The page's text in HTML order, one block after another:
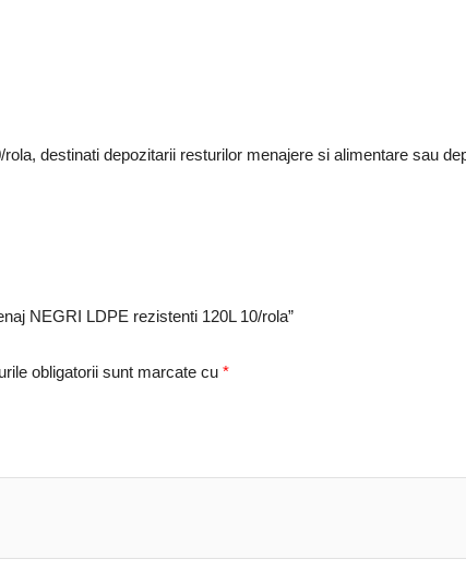
destinati depozitarii resturilor menajere si alimentare sau
NEGRI LDPE rezistenti 120L 10/rola”
obligatorii sunt marcate cu *